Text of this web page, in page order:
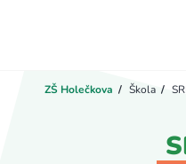
ZŠ Holečkova / Škola /